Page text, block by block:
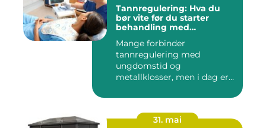
Tannregulering: Hva du
bør vite før du starter
behandling med
Mange forbinder
tannregulering med
ungdomstid og
metallklosser, men i dag er
31. mai